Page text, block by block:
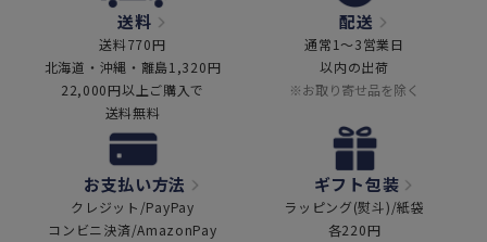
送料
送料770円
北海道・沖縄・離島1,320円
22,000円以上ご購入で
送料無料
配送
通常1～3営業日
以内の出荷
※お取り寄せ品を除く
お支払い方法
クレジット/PayPay
コンビニ決済/AmazonPay
ギフト包装
ラッピング(熨斗)/紙袋
各220円